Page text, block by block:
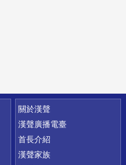
關於漢聲
漢聲廣播電臺
首長介紹
漢聲家族